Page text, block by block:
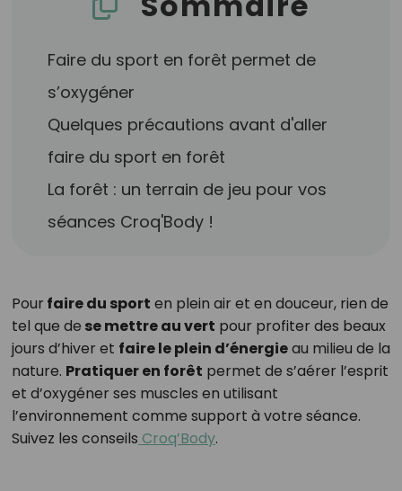
Faire du sport en forêt permet de
s’oxygéner
Quelques précautions avant d'aller
faire du sport en forêt
La forêt : un terrain de jeu pour vos
séances Croq'Body !
Pour faire du sport en plein air et en douceur, rien de
tel que de se mettre au vert pour profiter des beaux
jours d’hiver et faire le plein d’énergieau milieu de la
nature. Pratiquer en forêt permet de s’aérer l’esprit
et d’oxygéner ses muscles en utilisant
l’environnement comme support à votre séance.
Suivez les conseils Croq’Body.